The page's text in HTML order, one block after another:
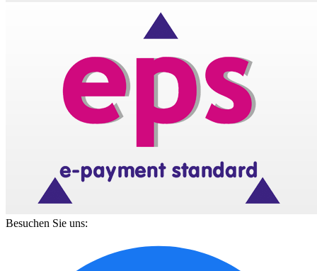
Besuchen Sie uns: